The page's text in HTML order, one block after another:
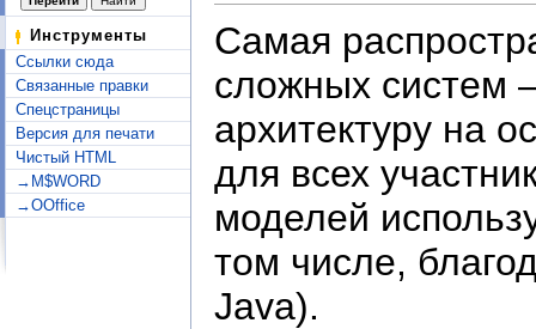
Инструменты
Ссылки сюда
Связанные правки
Спецстраницы
Версия для печати
Чистый HTML
→M$WORD
→OOffice
Самая
сложных
архитектуру на
для всех
моделей
том числе,
Java).